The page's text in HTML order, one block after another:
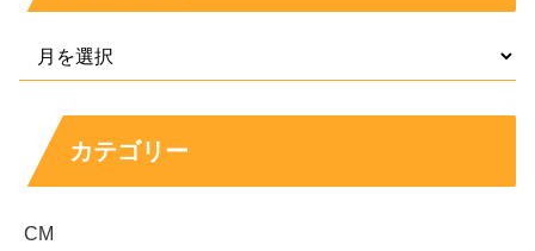
盛りすぎ ツナたまごサンド
盛りすぎ 1食分の野菜ちゃんぽん
カテゴリー
CM